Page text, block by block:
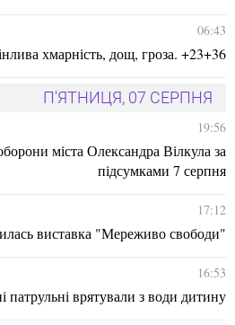
06:43
хмарність, дощ, гроза. +23+36
П'ЯТНИЦЯ, 07 СЕРПНЯ
19:56
міста Олександра Вілкула за
підсумками 7 серпня
17:12
виставка "Мереживо свободи"
16:53
патрульні врятували з води дитину